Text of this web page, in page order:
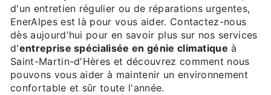
d'un entretien régulier ou de réparations urgentes,
EnerAlpes est là pour vous aider. Contactez-nous
dès aujourd'hui pour en savoir plus sur nos services
d'entreprise spécialisée en génie climatique à
Saint-Martin-d'Hères et découvrez comment nous
pouvons vous aider à maintenir un environnement
confortable et sûr toute l'année.